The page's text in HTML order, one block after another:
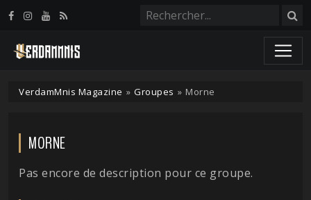
VerdamMnis Magazine » Groupes » Morne
MORNE
Pas encore de description pour ce groupe.
Panneau de gestion des cookies